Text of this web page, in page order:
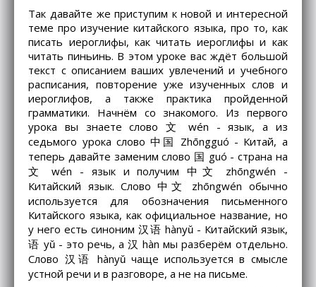
Так давайте же приступим к новой и интересной
теме про изучение китайского языка, про то, как
писать иероглифы, как читать иероглифы и как
читать пиньинь. В этом уроке вас ждёт большой
текст с описанием ваших увлечений и учебного
расписания, повторение уже изученных слов и
иероглифов, а также практика пройденной
грамматики. Начнём со знакомого. Из первого
урока вы знаете слово 文 wén - язык, а из
седьмого урока слово 中国 Zhōngguó - Китай, а
теперь давайте заменим слово 国 guó - страна на
文 wén - язык и получим 中文 zhōngwén -
Китайский язык. Слово 中文 zhōngwén обычно
используется для обозначения письменного
Китайского языка, как официальное название, но
у него есть синоним 汉语 hànyǔ - Китайский язык,
语 yǔ - это речь, а 汉 hàn мы разберём отдельно.
Слово 汉语 hànyǔ чаще используется в смысле
устной речи и в разговоре, а не на письме.